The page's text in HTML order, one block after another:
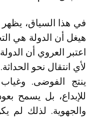
في هذا السياق، يظهر
هيغل أن الدولة هي
اعتبر العروي أن
لأي انتقال نحو
ينتج الفوضى.
للإبداع، بل يسمح
والجهوية. لذلك لم